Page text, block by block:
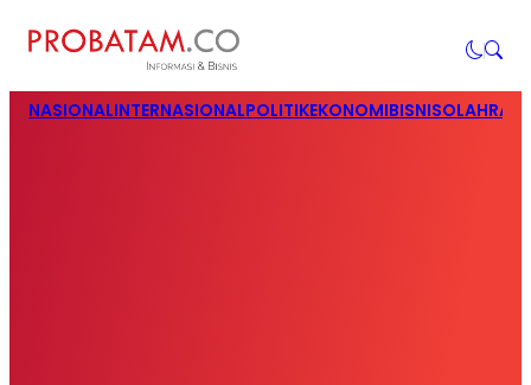
NASIONALINTERNASIONALPOLITIKEKONOMIBISNIS